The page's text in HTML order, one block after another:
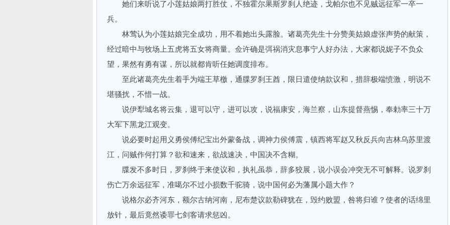
她们来听说了小莲姑娘两打胜仗，不独霍尔果斯罗刹人绝迹，戈帕尔也不见贼远征军一卒一
兵。
林莺认为小莲姑娘完全成功，用不着她出头露脸。诸葛亮先生十分赞美姑娘虚张声势的献策，
经过暗中与牧场上五虎将五女将商量。佥许确是弭祸消灾息事宁人好办法，大家都说妮子不负众
望，果然有勇有谋，所以就都肯听任她调度排布。
至此诸葛亮先生着手为端王草檄，通牒罗刹王酋，限日遣使纳款议和，措辞极端愤激，明说不
堪骚扰，不惜一战。
说伊犁城名将云集，退可以守，进可以攻，说福康安，海兰察，山东提督燕惕，奉勅率三十万
大军下黑龙江观变。
说必要时起用义勇侯傅纪宝出外蒙备战，调神力侯傅震，镇西将军赵又秋反兵向吉林乌苏里渡
江，问贼作何打算？欲和速来，欲战速决，中国决不含糊。
牒发不多时日，罗刹终于来使议和，执礼虽恭，辞多狡展，说小误会冲突无不可解释。说罗刹
伤亡万余远征军，准噶尔不过小损数千驼骑，说中国何必为藩属小题大作？
说格尔必齐河东，额尔古纳河南，尼布楚议款勒碑犹在，毁约败盟，咎将归谁？使者的话绵里
放针，最后竟然诿罪七剑客请求惩凶。